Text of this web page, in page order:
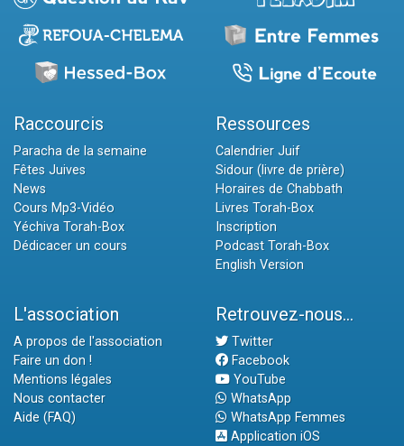
Raccourcis
Paracha de la semaine
Fêtes Juives
News
Cours Mp3-Vidéo
Yéchiva Torah-Box
Dédicacer un cours
Ressources
Calendrier Juif
Sidour (livre de prière)
Horaires de Chabbath
Livres Torah-Box
Inscription
Podcast Torah-Box
English Version
L'association
A propos de l'association
Faire un don !
Mentions légales
Nous contacter
Aide (FAQ)
Retrouvez-nous...
Twitter
Facebook
YouTube
WhatsApp
WhatsApp Femmes
Application iOS